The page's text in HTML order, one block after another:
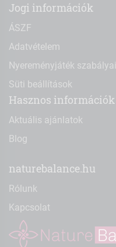
Jogi információk
ÁSZF
Adatvételem
Nyereményjáték szabályai
Süti beállítások
Hasznos információk
Aktuális ajánlatok
Blog
naturebalance.hu
Rólunk
Kapcsolat